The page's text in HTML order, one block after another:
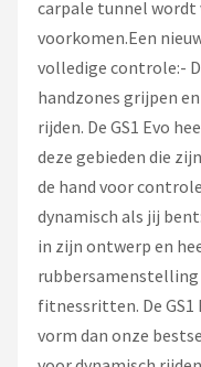
carpale tunnel
voorkomen.Een
volledige controle:-
handzones grijpen
rijden. De GS1 Evo
deze gebieden die
de hand voor
dynamisch als jij
in zijn ontwerp en
fitnessritten. De GS1
vorm dan onze